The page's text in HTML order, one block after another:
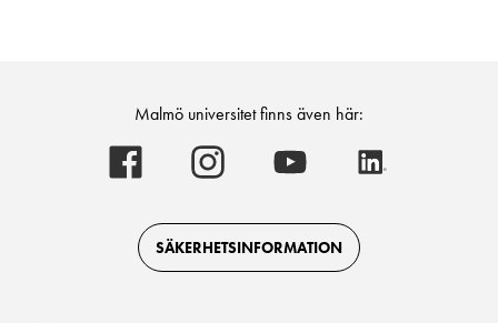
Malmö universitet finns även här:
Malmö
universitet
on
Facebook
Malmö
universitet
on
Instagram
Malmö
universitet
on
Youtube
SÄKERHETSINFORMATION